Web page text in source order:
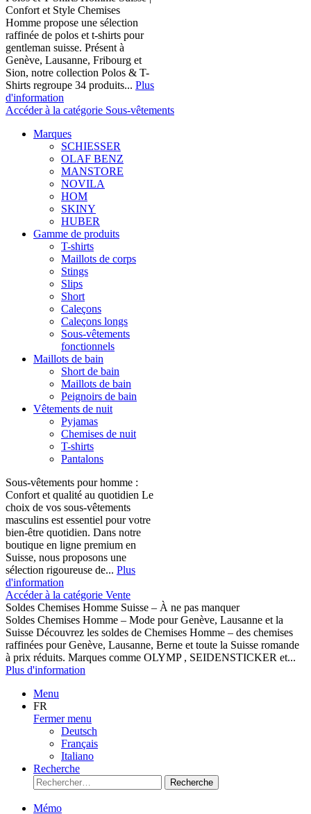
Confort et Style Chemises
Homme propose une sélection
raffinée de polos et t-shirts pour
gentleman suisse. Présent à
Genève, Lausanne, Fribourg et
Sion, notre collection Polos & T-
Shirts regroupe 34 produits... Plus
d'information
Accéder à la catégorie Sous-vêtements
Marques
SCHIESSER
OLAF BENZ
MANSTORE
NOVILA
HOM
SKINY
HUBER
Gamme de produits
T-shirts
Maillots de corps
Stings
Slips
Short
Caleçons
Caleçons longs
Sous-vêtements
fonctionnels
Maillots de bain
Short de bain
Maillots de bain
Peignoirs de bain
Vêtements de nuit
Pyjamas
Chemises de nuit
T-shirts
Pantalons
Sous-vêtements pour homme :
Confort et qualité au quotidien Le
choix de vos sous-vêtements
masculins est essentiel pour votre
bien-être quotidien. Dans notre
boutique en ligne premium en
Suisse, nous proposons une
sélection rigoureuse de... Plus
d'information
Accéder à la catégorie Vente
Soldes Chemises Homme Suisse – À ne pas manquer
Soldes Chemises Homme – Mode pour Genève, Lausanne et la
Suisse Découvrez les soldes de Chemises Homme – des chemises
raffinées pour Genève, Lausanne, Berne et toute la Suisse romande
à prix réduits. Marques comme OLYMP , SEIDENSTICKER et...
Plus d'information
Menu
FR
Fermer menu
Deutsch
Français
Italiano
Recherche
Recherche
Mémo